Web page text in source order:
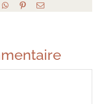
WhatsApp
PinterestEmail